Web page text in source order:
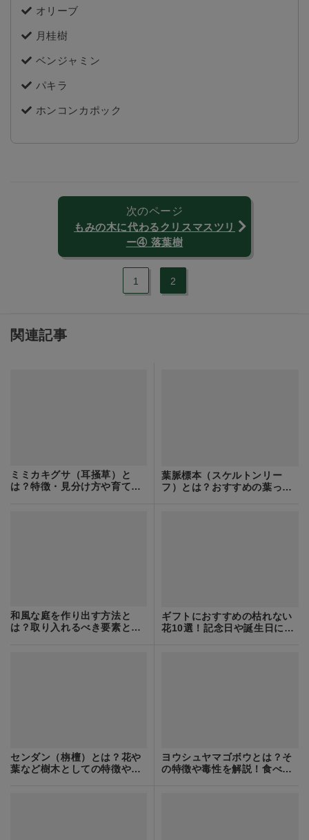
オリーブ
月桂樹
ベンジャミン
パキラ
ホンコンカポック
次のページ
もみの木に代わるクリスマスツリ
ー④ 落葉樹
1 2
関連記事
ミミカキグサ（耳掻草）と
は？特徴・見分け方や育て方
葉脈標本（スケルトンリー
フ）とは？おすすめの葉っぱ
和風な庭を作り出す方法と
は？取り入れるべき要素と実
ギフトにおすすめの枯れない
花10選！記念日や誕生日に大
センダン（栴檀）とは？花や
葉など樹木としての特徴や育
ヨウシュヤマゴボウとは？そ
の特徴や毒性を解説！食べる